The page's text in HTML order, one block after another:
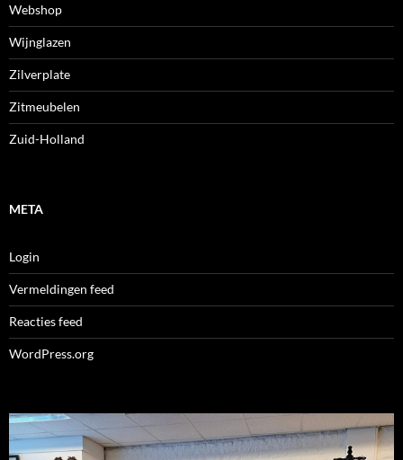
Webshop
Wijnglazen
Zilverplate
Zitmeubelen
Zuid-Holland
META
Login
Vermeldingen feed
Reacties feed
WordPress.org